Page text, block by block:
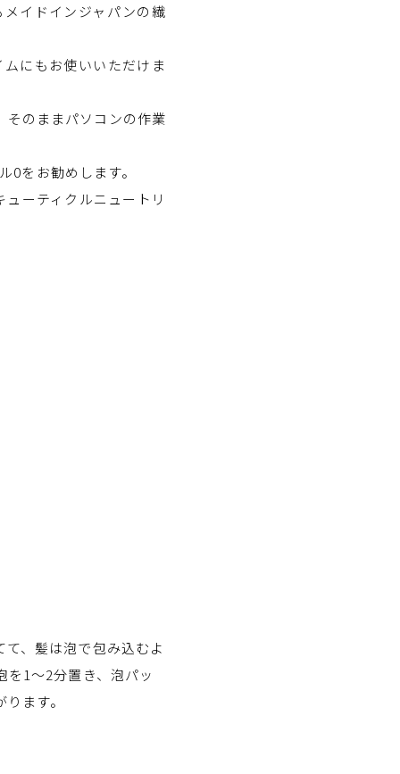
イドインジャパンの繊
にもお使いいただけま
そのままパソコンの作業
をお勧めします。
ーティクルニュートリ
、髪は泡で包み込むよ
1〜2分置き、泡パッ
ます。